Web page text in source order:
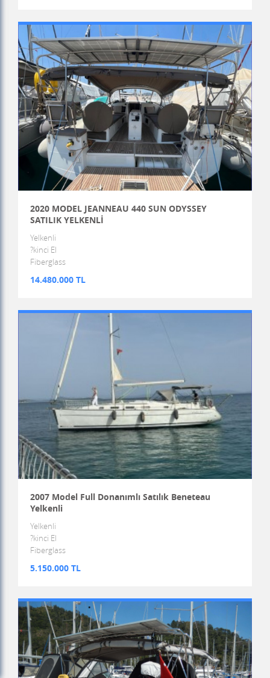
2020 MODEL JEANNEAU 440 SUN ODYSSEY
SATILIK YELKENLİ
Yelkenli
?kinci El
Fiberglass
14.480.000 TL
2007 Model Full Donanımlı Satılık Beneteau
Yelkenli
Yelkenli
?kinci El
Fiberglass
5.150.000 TL